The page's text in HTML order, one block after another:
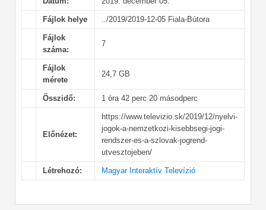
Fájlok helye ../2019/2019-12-05 Fiala-Bútora
Fájlok
száma:
7
Fájlok
mérete
24,7 GB
Összidő: 1 óra 42 perc 20 másodperc
Előnézet:
https://www.televizio.sk/2019/12/nyelvi-
jogok-a-nemzetkozi-kisebbsegi-jogi-
rendszer-es-a-szlovak-jogrend-
utvesztojeben/
Létrehozó: Magyar Interaktív Televízió